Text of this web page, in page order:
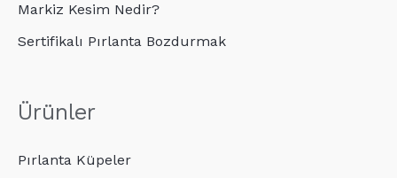
Markiz Kesim Nedir?
Sertifikalı Pırlanta Bozdurmak
Ürünler
Pırlanta Küpeler